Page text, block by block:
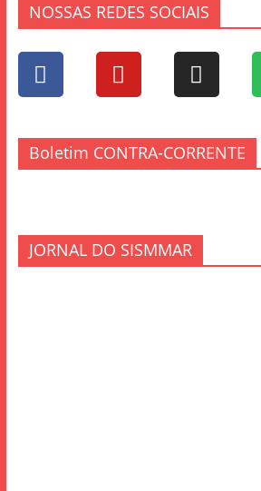
NOSSAS REDES SOCIAIS
Boletim CONTRA-CORRENTE
JORNAL DO SISMMAR